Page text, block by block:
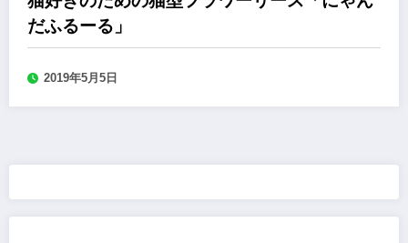
だふるーる」
2019年5月5日